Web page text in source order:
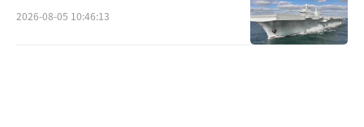
2026-08-05 10:46:13